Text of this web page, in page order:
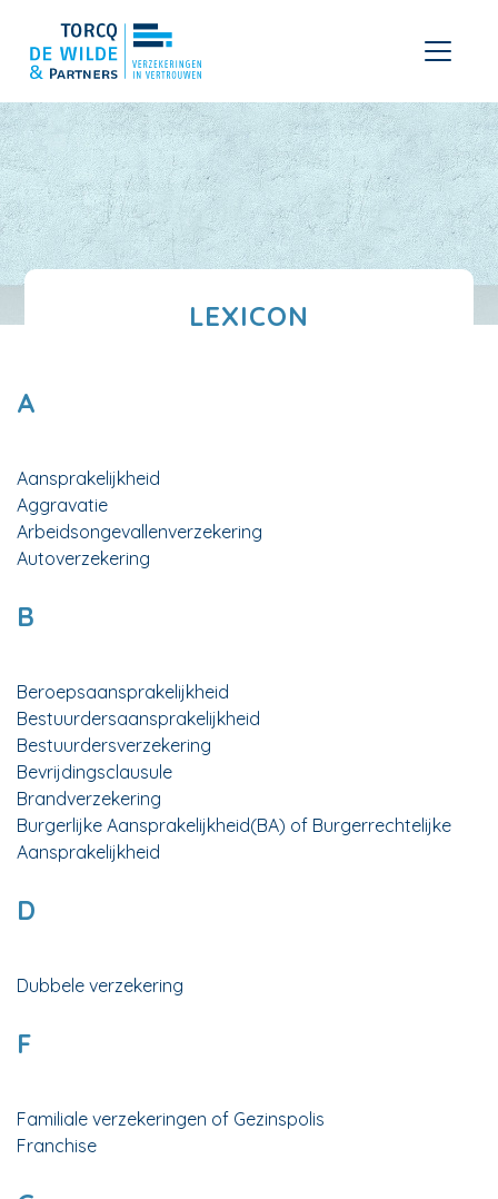
LEXICON
A
Aansprakelijkheid
Aggravatie
Arbeidsongevallenverzekering
Autoverzekering
B
Beroepsaansprakelijkheid
Bestuurdersaansprakelijkheid
Bestuurdersverzekering
Bevrijdingsclausule
Brandverzekering
Burgerlijke Aansprakelijkheid(BA) of Burgerrechtelijke
Aansprakelijkheid
D
Dubbele verzekering
F
Familiale verzekeringen of Gezinspolis
Franchise